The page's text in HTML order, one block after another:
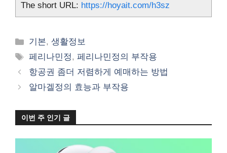
The short URL: https://hoyait.com/h3sz
카
테
리
기본,생활정보
태
그
페리나민정,페리나민정의 부작용
항공권 좀더 저렴하게 예매하는 방법
알마겔정의 효능과 부작용
이번 주 인기 글